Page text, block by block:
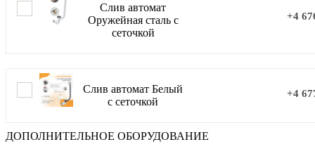
Слив автомат
Оружейная сталь с
сеточкой
+4
Слив автомат Белый
с сеточкой
+4
ДОПОЛНИТЕЛЬНОЕ ОБОРУДОВАНИЕ